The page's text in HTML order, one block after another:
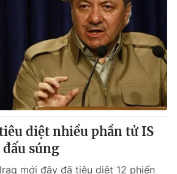
diệt nhiều phần tử IS
súng
mới đây đã tiêu diệt 12 phiến